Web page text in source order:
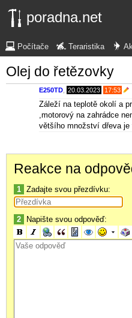
poradna.net
Počítače Teraristika
Olej do řetězovky
E250TD 20.03.2023 17:53
Záleží na teplotě okolí a
,motorový na zahrádce
většího množství dřeva je
Reakce na
1 Zadajte svou přezdívku:
2 Napište svou odpověď: